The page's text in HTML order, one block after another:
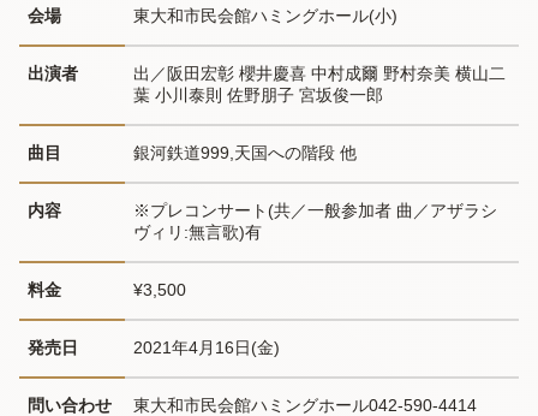
会場 東大和市民会館ハミングホール(小)
出演者
出／阪田宏彰 櫻井慶喜 中村成爾 野村奈美 横山二
葉 小川泰則 佐野朋子 宮坂俊一郎
曲目 銀河鉄道999,天国への階段 他
内容
※プレコンサート(共／一般参加者 曲／アザラシ
ヴィリ:無言歌)有
料金 ¥3,500
発売日 2021年4月16日(金)
問い合わせ 東大和市民会館ハミングホール042-590-4414